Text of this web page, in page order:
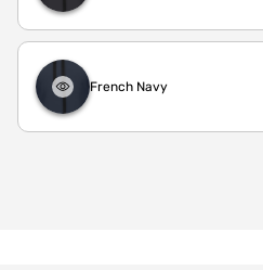
French Navy